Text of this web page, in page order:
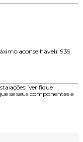
aconselhável): 935
Verifique
se seus componentes e